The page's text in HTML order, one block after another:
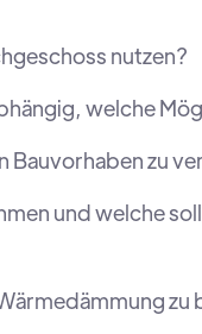
nutzen?
welche
zu
und welche
zu